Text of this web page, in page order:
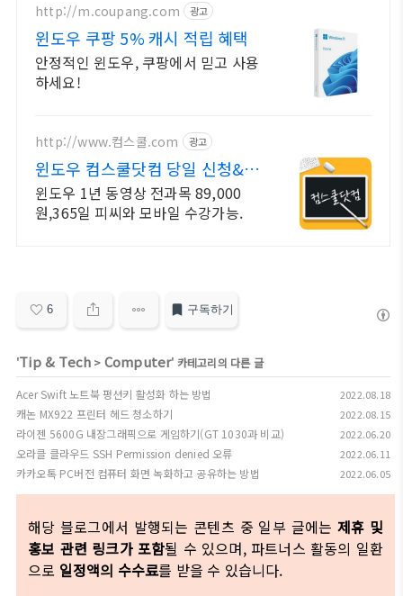
http://m.coupang.com 광고
윈도우 쿠팡 5% 캐시 적립 혜택
안정적인 윈도우, 쿠팡에서 믿고 사용
하세요!
http://www.컴스쿨.com 광고
윈도우 컴스쿨닷컴 당일 신청&결
제시 기프티콘!
윈도우 1년 동영상 전과목 89,000
원,365일 피씨와 모바일 수강가능.
6 구독하기
'Tip & Tech > Computer' 카테고리의 다른 글
Acer Swift 노트북 펑션키 활성화 하는 방법 2022.08.18
캐논 MX922 프린터 헤드 청소하기 2022.08.15
라이젠 5600G 내장그래픽으로 게임하기(GT 1030과 비교) 2022.06.20
오라클 클라우드 SSH Permission denied 오류 2022.06.11
카카오톡 PC버전 컴퓨터 화면 녹화하고 공유하는 방법 2022.06.05
해당 블로그에서 발행되는 콘텐츠 중 일부 글에는 제휴 및
홍보 관련 링크가 포함될 수 있으며, 파트너스 활동의 일환
으로 일정액의 수수료를 받을 수 있습니다.